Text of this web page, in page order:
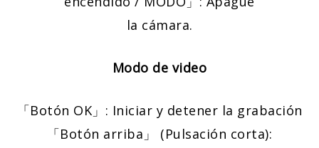
la cámara.
Modo de video
「Botón OK」: Iniciar y detener la grabación
「Botón arriba」 (Pulsación corta):